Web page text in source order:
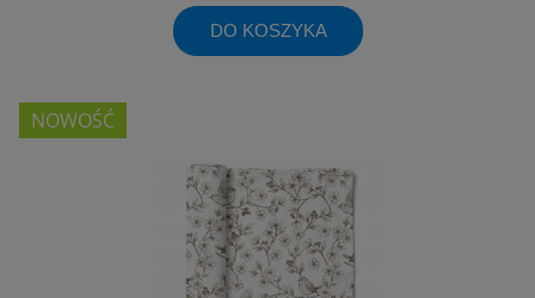
DO KOSZYKA
NOWOŚĆ